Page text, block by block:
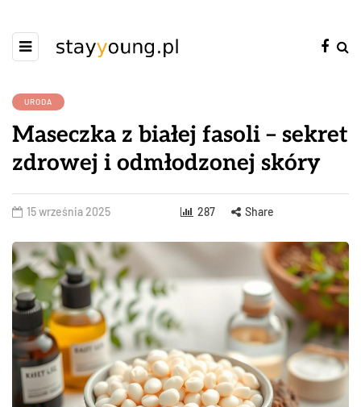
URODA
Maseczka z białej fasoli – sekret
zdrowej i odmłodzonej skóry
15 września 2025 287 Share